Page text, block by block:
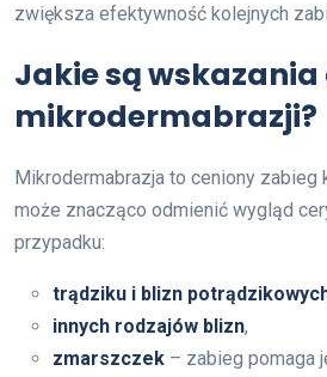
zwiększa efektywność kolejnych
Jakie są wskazania
mikrodermabrazji?
Mikrodermabrazja to ceniony zabieg
może znacząco odmienić wygląd
przypadku:
trądziku i blizn
innych rodzajów blizn,
zmarszczek – zabieg pomaga